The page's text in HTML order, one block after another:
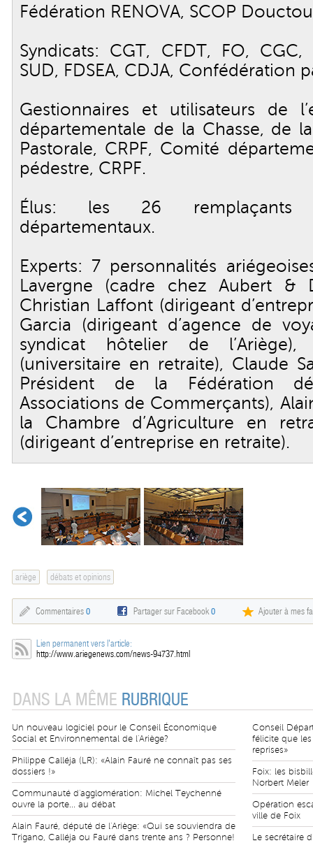
Fédération RENOVA, SCOP
Syndicats: CGT, CFDT, FO, CGC,
SUD, FDSEA, CDJA, Confédération
Gestionnaires et utilisateurs de
départementale de la Chasse, de
Pastorale, CRPF, Comité
pédestre, CRPF.
Élus: les 26 remplaçants
départementaux.
Experts: 7 personnalités
Lavergne (cadre chez Aubert &
Christian Laffont (dirigeant
Garcia (dirigeant d’agence de
syndicat hôtelier de l’Ariège),
(universitaire en retraite), Claude
Président de la Fédération
Associations de Commerçants),
la Chambre d’Agriculture en
(dirigeant d’entreprise en retraite).
ariège débats et opinions
Commentaires 0 Partager sur Facebook0 Ajouter à mes
Lien permanent vers l'article:
http://www.ariegenews.com/news-94737.html
DANS LA MÊME RUBRIQUE
Un nouveau logiciel pour le Conseil Économique
Social et Environnemental de l'Ariège?
Philippe Calléja (LR): «Alain Fauré ne connaît pas ses
dossiers !»
Communauté d'agglomération: Michel Teychenné
ouvre la porte... au débat
Alain Fauré, député de l'Ariège: «Qui se souviendra de
Trigano, Calléja ou Fauré dans trente ans ? Personne!
Conseil
félicite que les
reprises»
Foix: les
Norbert Meler
Opération
ville de Foix
Le secrétaire